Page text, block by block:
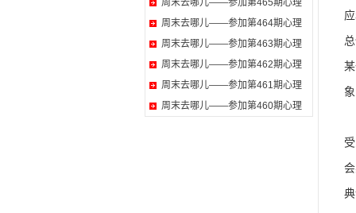
周末去哪儿——参加第465期心理
周末去哪儿——参加第464期心理
周末去哪儿——参加第463期心理
周末去哪儿——参加第462期心理
周末去哪儿——参加第461期心理
周末去哪儿——参加第460期心理